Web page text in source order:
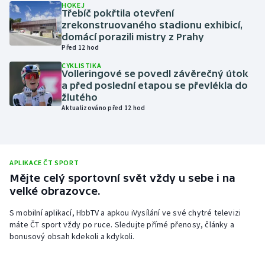
Motorsport
Olympijské hry
Parasport
Plavání
Ragby
Rychlobruslení
Rychlostní kanoistika
Short track
HOKEJ
Třebíč pokřtila otevření
zrekonstruovaného stadionu exhibicí,
domácí porazili mistry z Prahy
Před 12 hod
CYKLISTIKA
Volleringové se povedl závěrečný útok
a před poslední etapou se převlékla do
žlutého
Aktualizováno před 12 hod
APLIKACE ČT SPORT
Mějte celý sportovní svět vždy u sebe i na
velké obrazovce.
S mobilní aplikací, HbbTV a apkou iVysílání ve své chytré televizi
máte ČT sport vždy po ruce. Sledujte přímé přenosy, články a
bonusový obsah kdekoli a kdykoli.